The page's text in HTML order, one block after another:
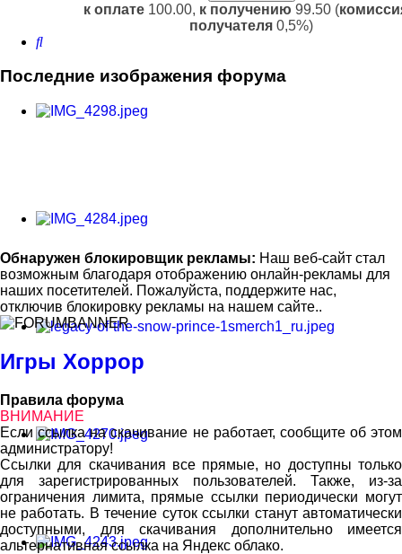
к оплате100.00, к получению 99.50 (
получателя 0,5%)
Поиск
Последние изображения форума
Обнаружен блокировщик рекламы: Наш веб-сайт стал
возможным благодаря отображению онлайн-рекламы для
наших посетителей. Пожалуйста, поддержите нас,
отключив блокировку рекламы на нашем сайте..
Игры Хоррор
Правила форума
ВНИМАНИЕ
Если ссылка на скачивание не работает, сообщите об этом
администратору!
Ссылки для скачивания все прямые, но доступны только
для зарегистрированных пользователей. Также, из-за
ограничения лимита, прямые ссылки периодически могут
не работать. В течение суток ссылки станут автоматически
доступными, для скачивания дополнительно имеется
альтернативная ссылка на Яндекс облако.